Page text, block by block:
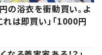
の浴衣を衝動買い。よ
は即買い」「1000円